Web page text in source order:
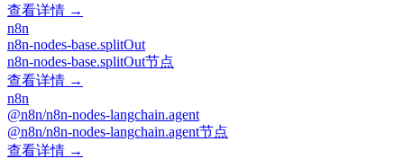
查看详情 →
n8n
n8n-nodes-base.splitOut
n8n-nodes-base.splitOut节点
查看详情 →
n8n
@n8n/n8n-nodes-langchain.agent
@n8n/n8n-nodes-langchain.agent节点
查看详情 →